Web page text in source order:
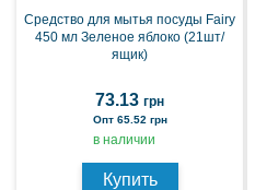
Средство для мытья посуды Fairy
450 мл Зеленое яблоко (21шт/
ящик)
73.13 грн
Опт 65.52 грн
в наличии
Купить